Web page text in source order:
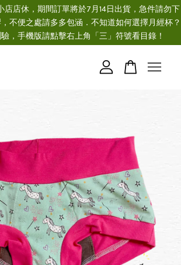
店店休，期間訂單將於7月14日出貨，急件請勿下
不便之處請多多包涵．不知道如何選擇月經杯？
，手機版請點擊右上角「三」符號看目錄！
物車目前還是空的。